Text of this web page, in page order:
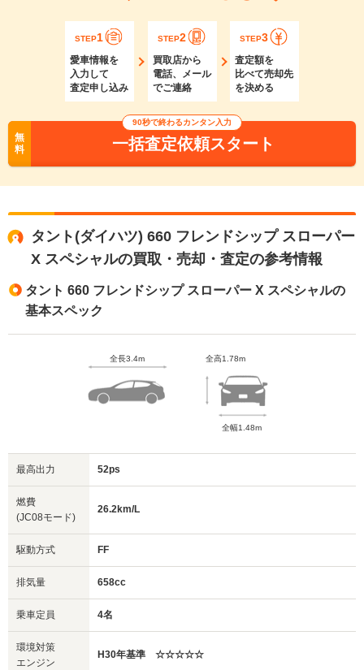
STEP1
愛車情報を
入力して
査定申し込み
STEP2
買取店から
電話、メール
でご連絡
STEP3
査定額を
比べて売却先
を決める
無
料
90秒で終わるカンタン入力
一括査定依頼スタート
タント(ダイハツ) 660 フレンドシップ スローパー
X スペシャルの買取・売却・査定の参考情報
タント 660 フレンドシップ スローパー X スペシャルの
基本スペック
全長3.4m 全高1.78m
全幅1.48m
最高出力 52ps
燃費
(JC08モード)
26.2km/L
駆動方式 FF
排気量 658cc
乗車定員 4名
環境対策
エンジン
H30年基準 ☆☆☆☆☆